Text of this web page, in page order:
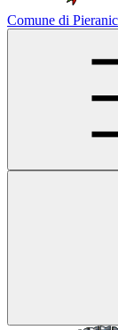
Comune di